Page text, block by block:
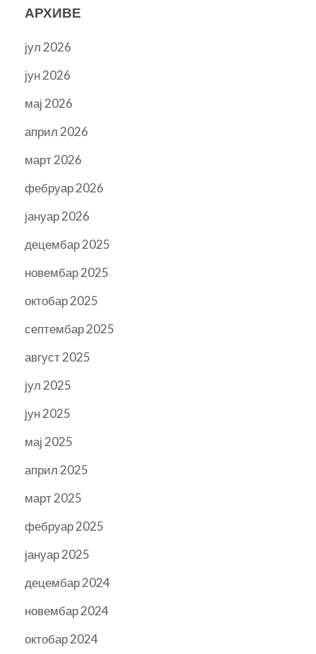
АРХИВЕ
јул 2026
јун 2026
мај 2026
април 2026
март 2026
фебруар 2026
јануар 2026
децембар 2025
новембар 2025
октобар 2025
септембар 2025
август 2025
јул 2025
јун 2025
мај 2025
април 2025
март 2025
фебруар 2025
јануар 2025
децембар 2024
новембар 2024
октобар 2024